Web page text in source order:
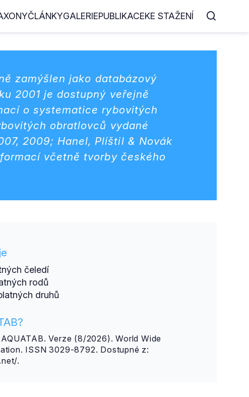
ČLÁNKYGALERIEPUBLIKACEKE STAŽENÍ
zamýšlen jako databázový
2001 je dostupný veřejně
o systematice rybovitých
obratlovců vydané
2009; Hanel, Plíštil & Novák
včetně tvorby českého
čeledí
rodů
druhů
AQUATAB. Verze (8/2026). World Wide
ISSN 3029-8792. Dostupné z:
.